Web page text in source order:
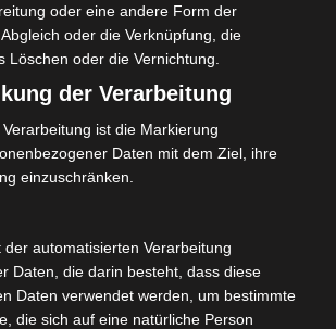
Eddaïer (PSS) – Association s
portive de l’Ariana (ASA)
- -
JS Omrane
oder eine andere Form der
oder die Verknüpfung, die
Löschen oder die Vernichtung.
der Verarbeitung
ist die Markierung
Daten mit dem Ziel, ihre
einzuschränken.
der automatisierten Verarbeitung
Daten, die darin besteht, dass diese
Daten verwendet werden, um bestimmte
die sich auf eine natürliche Person